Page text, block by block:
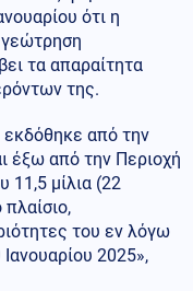
ότι η
τα απαραίτητα
της.
εκδόθηκε από την
έξω από την Περιοχή
11,5 μίλια (22
του εν λόγω
2025»,